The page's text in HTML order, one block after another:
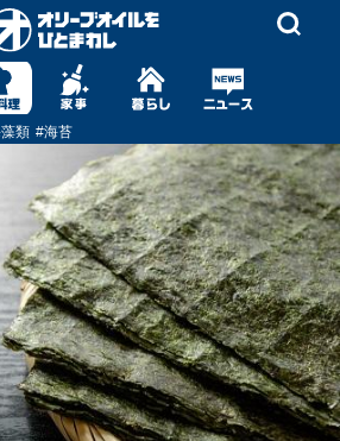
類 #海苔